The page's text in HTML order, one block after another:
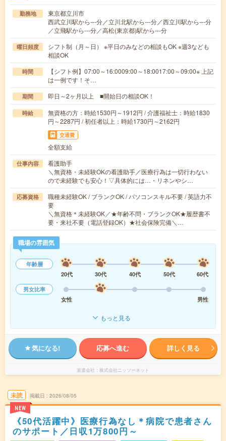
勤務地
東京都立川市
西武立川駅から---分／立川北駅から---分／西立川駅から---分
／立飛駅から---分／高松(東京都)駅から---分
曜日頻度
シフト制（月～日） ※平日のみなどの相談もOK ※週3なども
相談OK
時間
【シフト例】07:00～16:0009:00～18:0017:00～09:00※ 上記
は一例です！そ…
期間 即日～2ヶ月以上 ■開始日の相談OK！
時給
無資格の方：時給1530円～1912円 / 介護福祉士：時給1830
円～2287円 / 初任者以上：時給1730円～2162円
交通費
全額支給
仕事内容
看護助手
＼無資格・未経験OKの看護助手／医療行為は一切行わない
ので未経験でも安心！▽具体的には…・リネンやシ…
応募資格
職種未経験OK / ブランクOK / パソコンスキル不要 / 英語力不
要
＼無資格＊未経験OK／★年齢不問・ブランクOK★履歴書不
要・来社不要（電話登録OK）★社会保険完備＼…
職場の雰囲気
年齢層
20代
30代 40代 50代
60代
男女比率
女性
男性
もっと見る
気になる! 応募へ進む 詳しく見る
派遣会社 株式会社ニッソーネット
未読
NEW
掲載日 2026/08/05
《50代活躍中》医療行為なし＊病院で患者さん
のサポート／日収1万800円～